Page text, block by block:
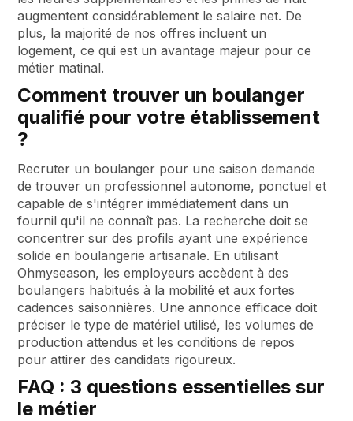
augmentent considérablement le salaire net. De
plus, la majorité de nos offres incluent un
logement, ce qui est un avantage majeur pour ce
métier matinal.
Comment trouver un boulanger
qualifié pour votre établissement
?
Recruter un boulanger pour une saison demande
de trouver un professionnel autonome, ponctuel et
capable de s'intégrer immédiatement dans un
fournil qu'il ne connaît pas. La recherche doit se
concentrer sur des profils ayant une expérience
solide en boulangerie artisanale. En utilisant
Ohmyseason, les employeurs accèdent à des
boulangers habitués à la mobilité et aux fortes
cadences saisonnières. Une annonce efficace doit
préciser le type de matériel utilisé, les volumes de
production attendus et les conditions de repos
pour attirer des candidats rigoureux.
FAQ : 3 questions essentielles sur
le métier